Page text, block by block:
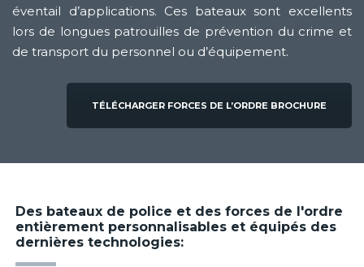
éventail d’applications. Ces bateaux sont excellents
lors de longues patrouilles de prévention du crime et
de transport du personnel ou d’équipement.
TÉLÉCHARGER FORCES DE L’ORDRE BROCHURE
Des bateaux de police et des forces de l'ordre
entièrement personnalisables et équipés des
dernières technologies: